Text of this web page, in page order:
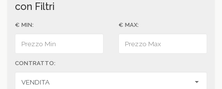
con Filtri
€ MIN: € MAX:
CONTRATTO: